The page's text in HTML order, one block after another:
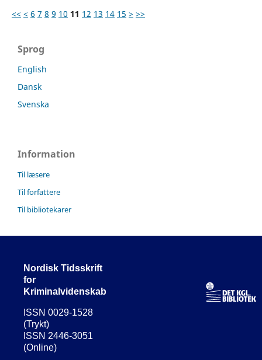
<< < 6 7 8 9 10 11 12 13 14 15 > >>
Sprog
English
Dansk
Svenska
Information
Til læsere
Til forfattere
Til bibliotekarer
Nordisk Tidsskrift
for
Kriminalvidenskab
ISSN 0029-1528
(Trykt)
ISSN 2446-3051
(Online)